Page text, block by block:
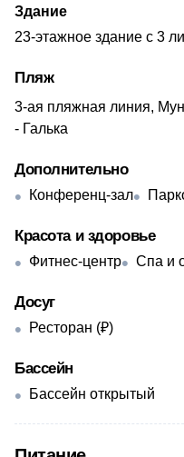
Здание
23-этажное здание с 3
Пляж
3-ая пляжная линия,
- Галька
Дополнительно
Конференц-зал
Красота и здоровье
Фитнес-центр Спа и
Досуг
Ресторан (₽)
Бассейн
Бассейн открытый